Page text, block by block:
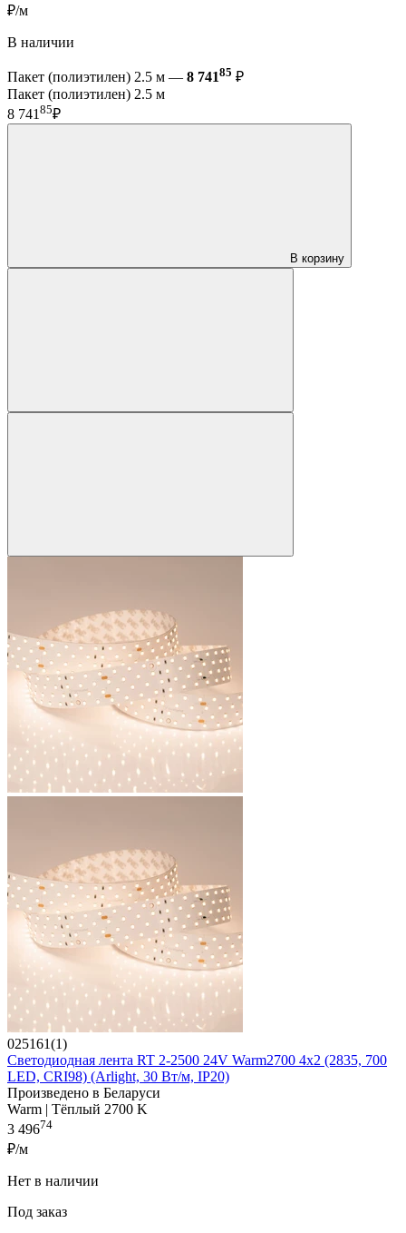
₽/м
В наличии
Пакет (полиэтилен) 2.5 м — 8 74185 ₽
Пакет (полиэтилен) 2.5 м
8 74185₽
В корзину
025161(1)
Светодиодная лента RT 2-2500 24V Warm2700 4x2 (2835, 700
LED, CRI98) (Arlight, 30 Вт/м, IP20)
Произведено в Беларуси
Warm | Тёплый 2700 K
3 49674
₽/м
Нет в наличии
Под заказ